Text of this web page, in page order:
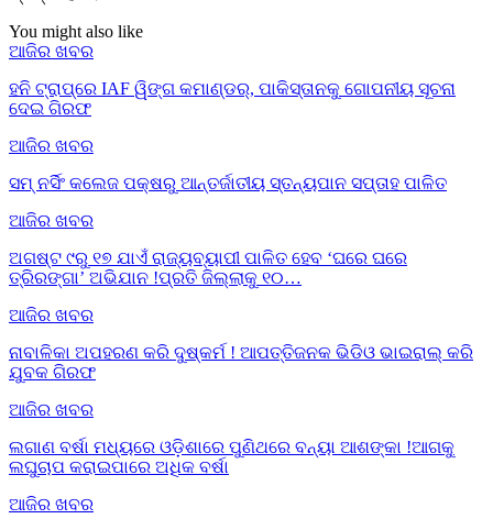
You might also like
ଆଜିର ଖବର
ହନି ଟ୍ରାପ୍‌ରେ IAF ୱିଙ୍ଗ କମାଣ୍ଡର୍, ପାକିସ୍ତାନକୁ ଗୋପନୀୟ ସୂଚନା
ଦେଇ ଗିରଫ
ଆଜିର ଖବର
ସମ୍ ନର୍ସିଂ କଲେଜ ପକ୍ଷରୁ ଆନ୍ତର୍ଜାତୀୟ ସ୍ତନ୍ୟପାନ ସପ୍ତାହ ପାଳିତ
ଆଜିର ଖବର
ଅଗଷ୍ଟ ୯ରୁ ୧୭ ଯାଏଁ ରାଜ୍ୟବ୍ୟାପୀ ପାଳିତ ହେବ ‘ଘରେ ଘରେ
ତ୍ରିରଙ୍ଗା’ ଅଭିଯାନ !ପ୍ରତି ଜିଲ୍ଲାକୁ ୧୦…
ଆଜିର ଖବର
ନାବାଳିକା ଅପହରଣ କରି ଦୁଷ୍କର୍ମ ! ଆପତ୍ତିଜନକ ଭିଡିଓ ଭାଇରାଲ୍ କରି
ଯୁବକ ଗିରଫ
ଆଜିର ଖବର
ଲଗାଣ ବର୍ଷା ମଧ୍ୟରେ ଓଡ଼ିଶାରେ ପୁଣିଥରେ ବନ୍ୟା ଆଶଙ୍କା !ଆଗକୁ
ଲଘୁଚାପ କରାଇପାରେ ଅଧିକ ବର୍ଷା
ଆଜିର ଖବର